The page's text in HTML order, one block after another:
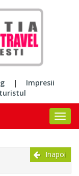
|
Impresii
Inapoi